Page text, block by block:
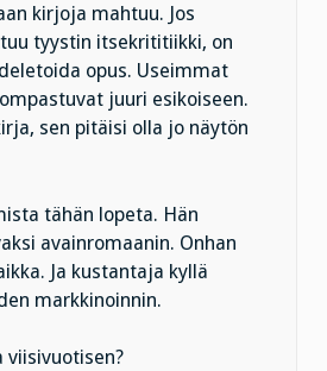
kirjoja mahtuu. Jos
tyystin itsekrititiikki, on
opus. Useimmat
juuri esikoiseen.
sen pitäisi olla jo näytön
tähän lopeta. Hän
avainromaanin. Onhan
Ja kustantaja kyllä
markkinoinnin.
viisivuotisen?